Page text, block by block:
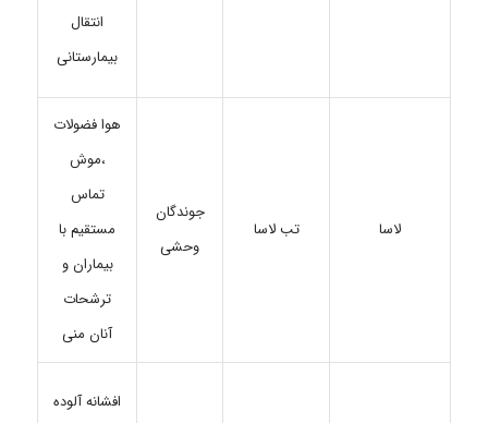
انتقال
بیمارستانی
لاسا تب لاسا
جوندگان
وحشی
هوا فضولات
،موش
تماس
مستقیم با
بیماران و
ترشحات
آنان منی
افشانه آلوده